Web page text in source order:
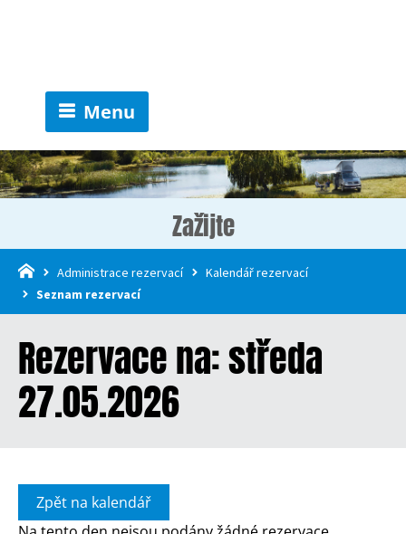
Menu
Zažijte
Administrace rezervací
Kalendář rezervací
Seznam rezervací
Rezervace na: středa
27.05.2026
Zpět na kalendář